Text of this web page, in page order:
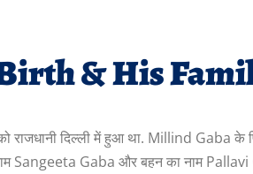
& His
राजधानी दिल्ली में हुआ था. Millind Gaba के
Sangeeta Gaba और बहन का नाम